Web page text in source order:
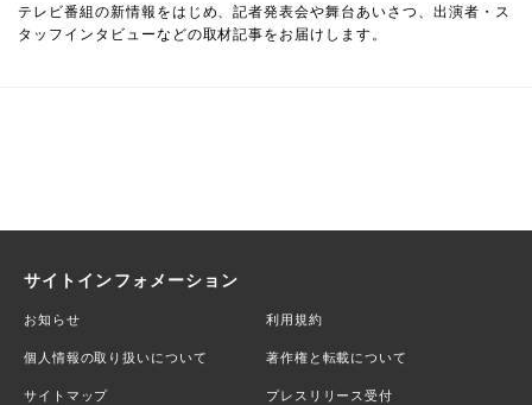
テレビ番組の新情報をはじめ、記者発表会や舞台あいさつ、出演者・ス
タッフインタビューなどの取材記事をお届けします。
サイトインフォメーション
お知らせ 利用規約
個人情報の取り扱いについて 著作権と転載について
サイトマップ プレスリリース受付